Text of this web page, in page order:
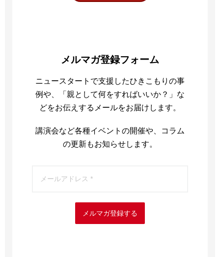
メルマガ登録フォーム
ニュースタートで支援したひきこもりの事
例や、「親として何をすればいいか？」な
どをお伝えするメールをお届けします。
講演会など各種イベントの開催や、コラム
の更新もお知らせします。
メルマガ登録する